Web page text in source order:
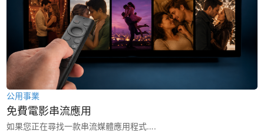
公用事業
免費電影串流應用
如果您正在尋找一款串流媒體應用程式….